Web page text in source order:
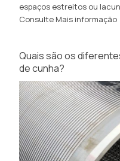
espaços estreitos ou
Consulte Mais informação
Quais são os
de cunha?